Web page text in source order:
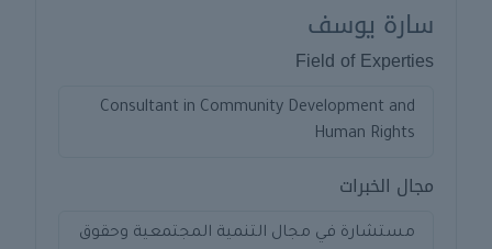
سارة يوسف
Field of Experties
Consultant in Community Development and
Human Rights
مجال الخبرات
مستشارة في مجال التنمية المجتمعية وحقوق